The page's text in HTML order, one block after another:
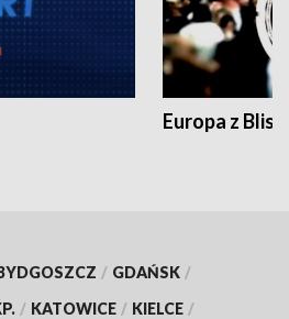
Europa z
/ GDAŃSK /
/ KATOWICE / KIELCE /